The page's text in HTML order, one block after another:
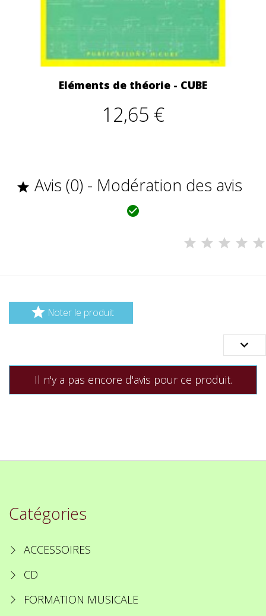
Eléments de théorie - CUBE
12,65 €
 Avis (0) - Modération des avis

 Noter le produit

Il n'y a pas encore d'avis pour ce produit.
Catégories
ACCESSOIRES
CD
FORMATION MUSICALE